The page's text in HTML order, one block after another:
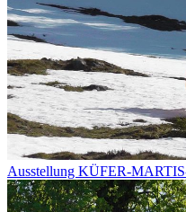
Ausstellung KÜFER-